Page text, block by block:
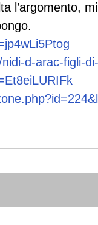
l’argomento,
d-arac-figli-